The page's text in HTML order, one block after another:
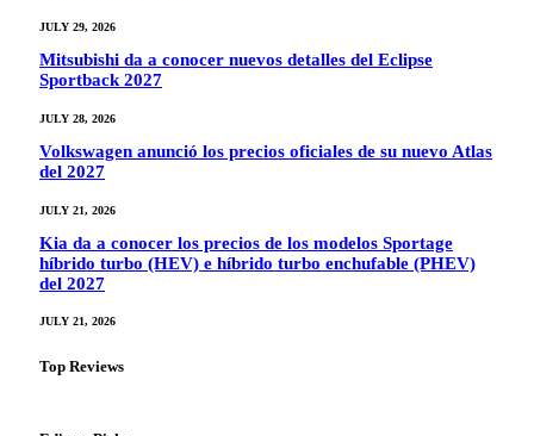
JULY 29, 2026
Mitsubishi da a conocer nuevos detalles del Eclipse
Sportback 2027
JULY 28, 2026
Volkswagen anunció los precios oficiales de su nuevo Atlas
del 2027
JULY 21, 2026
Kia da a conocer los precios de los modelos Sportage
híbrido turbo (HEV) e híbrido turbo enchufable (PHEV)
del 2027
JULY 21, 2026
Top Reviews